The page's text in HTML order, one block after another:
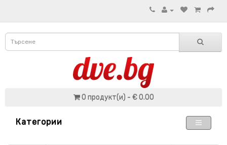
0 продукт(и) - € 0.00
Категории